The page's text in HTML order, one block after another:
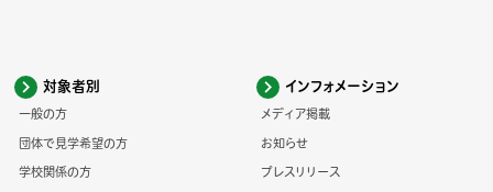
対象者別
一般の方
団体で見学希望の方
学校関係の方
インフォメーション
メディア掲載
お知らせ
プレスリリース